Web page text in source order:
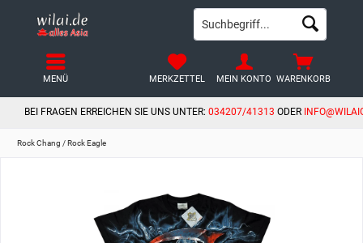
BEI FRAGEN ERREICHEN SIE UNS UNTER: 034207/41313 ODER
WARENKORB
MERKZETTEL MEIN KONTO
MENÜ
Rock Chang / Rock Eagle